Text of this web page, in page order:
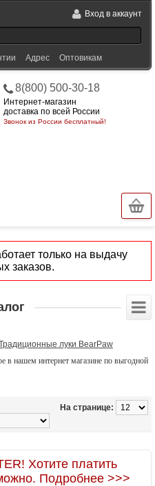
Вход в аккаунт
Адрес Оптовикам
8(800) 500-30-18
Интернет-магазин
доставка по всей России
Звонок из России бесплатный!
только на выдачу
заказов.
луки BearPaw
в нашем интернет магазине по выгодной
На странице:
Хотите платить
Подробнее >>>